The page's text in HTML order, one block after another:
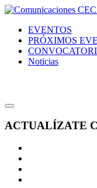
EVENTOS
PRÓXIMOS
Noticias
ACTUALÍZATE